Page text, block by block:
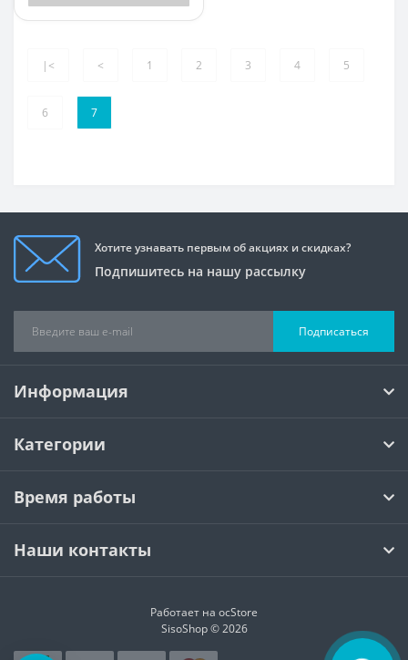
|< < 1 2 3 4 5
6 7
Хотите узнавать первым об акциях и скидках?
Подпишитесь на нашу рассылку
Подписаться
Информация
Категории
Время работы
Наши контакты
Работает на ocStore
SisoShop © 2026